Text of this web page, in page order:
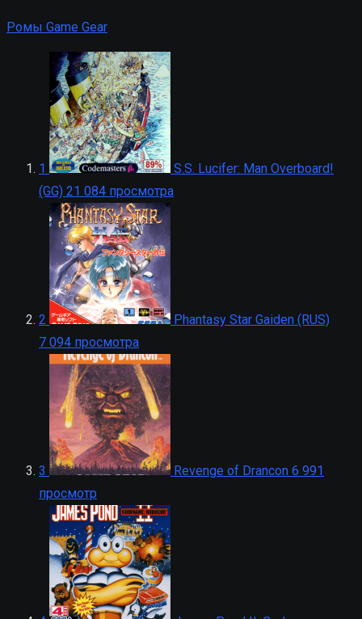
Ромы Game Gear
1
S.S. Lucifer: Man Overboard!
(GG) 21 084 просмотра
2
Phantasy Star Gaiden (RUS)
7 094 просмотра
3 Revenge of Drancon 6 991
просмотр